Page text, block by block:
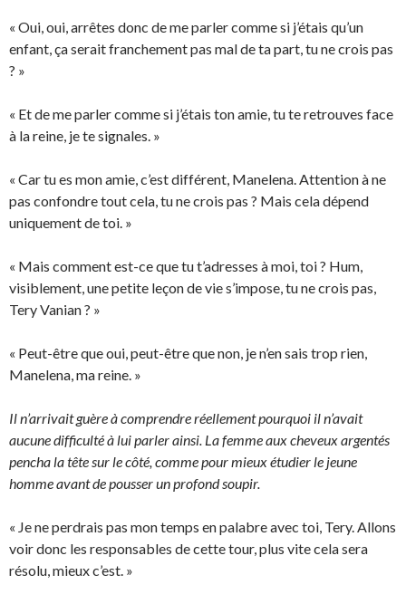
« Oui, oui, arrêtes donc de me parler comme si j’étais qu’un
enfant, ça serait franchement pas mal de ta part, tu ne crois pas
? »
« Et de me parler comme si j’étais ton amie, tu te retrouves face
à la reine, je te signales. »
« Car tu es mon amie, c’est différent, Manelena. Attention à ne
pas confondre tout cela, tu ne crois pas ? Mais cela dépend
uniquement de toi. »
« Mais comment est-ce que tu t’adresses à moi, toi ? Hum,
visiblement, une petite leçon de vie s’impose, tu ne crois pas,
Tery Vanian ? »
« Peut-être que oui, peut-être que non, je n’en sais trop rien,
Manelena, ma reine. »
Il n’arrivait guère à comprendre réellement pourquoi il n’avait
aucune difficulté à lui parler ainsi. La femme aux cheveux argentés
pencha la tête sur le côté, comme pour mieux étudier le jeune
homme avant de pousser un profond soupir.
« Je ne perdrais pas mon temps en palabre avec toi, Tery. Allons
voir donc les responsables de cette tour, plus vite cela sera
résolu, mieux c’est. »